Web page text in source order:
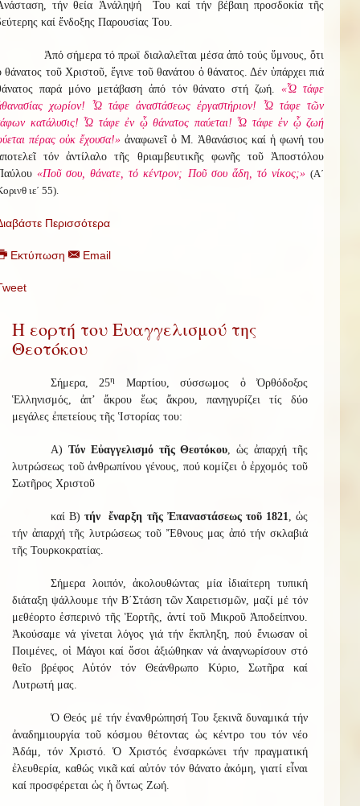
τήν θεία Ἀνάληψή Του καί τήν βέβαιη προσδοκία τῆς
καί ἔνδοξης Παρουσίας Του.
Ἀπό σήμερα τό πρωϊ διαλαλεῖται μέσα ἀπό τούς ὕμνους, ὅτι
θάνατος τοῦ Χριστοῦ, ἔγινε τοῦ θανάτου ὁ θάνατος. Δέν ὑπάρχει πιά
παρά μόνο μετάβαση ἀπό τόν θάνατο στή ζωή.«Ὦ τάφε
χωρίον! Ὦ τάφε ἀναστάσεως ἐργαστήριον! Ὦ τάφε τῶν
κατάλυσις! Ὦ τάφε ἐν ᾧ θάνατος παύεται! Ὦ τάφε ἐν ᾧ ζωή
πέρας οὐκ ἔχουσα!» ἀναφωνεῖ ὁ Μ. Ἀθανάσιος καί ἡ φωνή του
τόν ἀντίλαλο τῆς θριαμβευτικῆς φωνῆς τοῦ Ἀποστόλου
«Ποῦ σου, θάνατε, τό κέντρον; Ποῦ σου ἅδη, τό νίκος;» (Α΄
ιε΄ 55).
Περισσότερα
Εκτύπωση Email
Η εορτή του Ευαγγελισμού της
Θεοτόκου
Σήμερα, 25η
Μαρτίου, σύσσωμος ὁ Ὀρθόδοξος
Ἑλληνισμός, ἀπ’ ἄκρου ἕως ἄκρου, πανηγυρίζει τίς δύο
μεγάλες ἐπετείους τῆς Ἱστορίας του:
Α) Τόν Εὐαγγελισμό τῆς Θεοτόκου, ὡς ἀπαρχή τῆς
λυτρώσεως τοῦ ἀνθρωπίνου γένους, πού κομίζει ὁ ἐρχομός τοῦ
Σωτῆρος Χριστοῦ
καί Β)τήν ἔναρξη τῆς Ἐπαναστάσεως τοῦ 1821, ὡς
τήν ἀπαρχή τῆς λυτρώσεως τοῦ Ἔθνους μας ἀπό τήν σκλαβιά
τῆς Τουρκοκρατίας.
Σήμερα λοιπόν, ἀκολουθώντας μία ἰδιαίτερη τυπική
διάταξη ψάλλουμε τήν Β΄Στάση τῶν Χαιρετισμῶν, μαζί μέ τόν
μεθέορτο ἑσπερινό τῆς Ἑορτῆς, ἀντί τοῦ Μικροῦ Ἀποδείπνου.
Ἀκούσαμε νά γίνεται λόγος γιά τήν ἔκπληξη, πού ἔνιωσαν οἱ
Ποιμένες, οἱ Μάγοι καί ὅσοι ἀξιώθηκαν νά ἀναγνωρίσουν στό
θεῖο βρέφος Αὐτόν τόν Θεάνθρωπο Κύριο, Σωτῆρα καί
Λυτρωτή μας.
Ὁ Θεός μέ τήν ἐνανθρώπησή Του ξεκινᾶ δυναμικά τήν
ἀναδημιουργία τοῦ κόσμου θέτοντας ὡς κέντρο του τόν νέο
Ἀδάμ, τόν Χριστό. Ὁ Χριστός ἐνσαρκώνει τήν πραγματική
ἐλευθερία, καθώς νικᾶ καί αὐτόν τόν θάνατο ἀκόμη, γιατί εἶναι
καί προσφέρεται ὡς ἡ ὄντως Ζωή.